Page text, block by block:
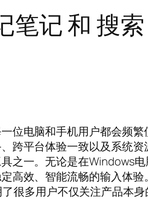
笔记 和 搜
位电脑和手机用户都会频
跨平台体验一致以及系统
之一。无论是在Windows
高效、智能流畅的输入体
很多用户不仅关注产品本